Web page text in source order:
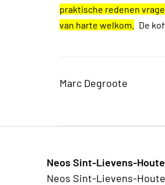
praktische redenen
van harte welkom.
De
Marc Degroote
Neos Sint-Lievens-
Neos Sint-Lievens-